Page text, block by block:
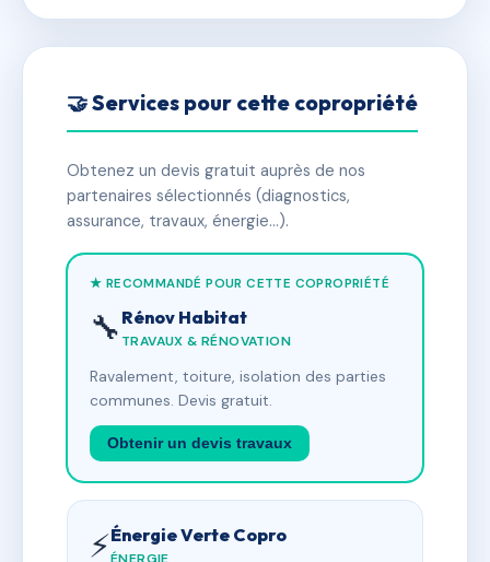
🤝 Services pour cette copropriété
Obtenez un devis gratuit auprès de nos
partenaires sélectionnés (diagnostics,
assurance, travaux, énergie…).
★ RECOMMANDÉ POUR CETTE COPROPRIÉTÉ
🔧 Rénov Habitat
TRAVAUX & RÉNOVATION
Ravalement, toiture, isolation des parties
communes. Devis gratuit.
Obtenir un devis travaux
⚡Énergie Verte Copro